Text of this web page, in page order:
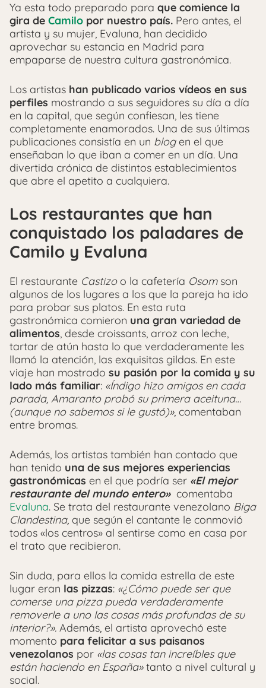
Ya esta todo preparado para que comience la
gira de Camilo por nuestro país. Pero antes, el
artista y su mujer, Evaluna, han decidido
aprovechar su estancia en Madrid para
empaparse de nuestra cultura gastronómica.
Los artistas han publicado varios vídeos en sus
perfiles mostrando a sus seguidores su día a día
en la capital, que según confiesan, les tiene
completamente enamorados. Una de sus últimas
publicaciones consistía en un blogen el que
enseñaban lo que iban a comer en un día. Una
divertida crónica de distintos establecimientos
que abre el apetito a cualquiera.
Los restaurantes que han
conquistado los paladares de
Camilo y Evaluna
El restaurante Castizoo la cafetería Osomson
algunos de los lugares a los que la pareja ha ido
para probar sus platos. En esta ruta
gastronómica comieron una gran variedad de
alimentos, desde croissants, arroz con leche,
tartar de atún hasta lo que verdaderamente les
llamó la atención, las exquisitas gildas. En este
viaje han mostrado su pasión por la comida y su
lado más familiar: «Índigo hizo amigos en cada
parada, Amaranto probó su primera aceituna…
(aunque no sabemos si le gustó)», comentaban
entre bromas.
Además, los artistas también han contado que
han tenido una de sus mejores experiencias
gastronómicas en el que podría ser «El mejor
restaurante del mundo entero» comentaba
Evaluna. Se trata del restaurante venezolano Biga
Clandestina, que según el cantante le conmovió
todos «los centros» al sentirse como en casa por
el trato que recibieron.
Sin duda, para ellos la comida estrella de este
lugar eran las pizzas: «¿Cómo puede ser que
comerse una pizza pueda verdaderamente
removerle a uno las cosas más profundas de su
interior?». Además, el artista aprovechó este
momento para felicitar a sus paisanos
venezolanos por «las cosas tan increíbles que
están haciendo en España»tanto a nivel cultural y
social.